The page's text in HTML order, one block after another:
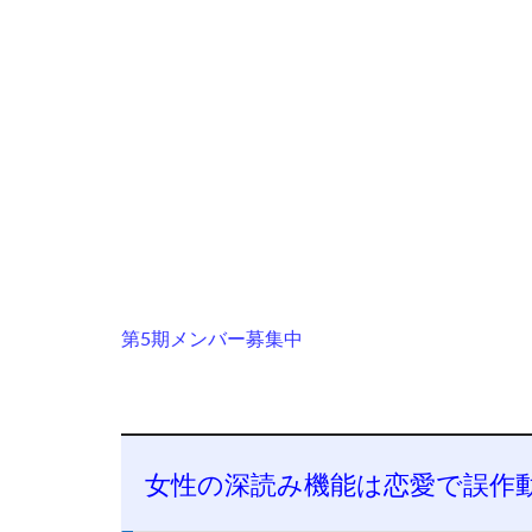
第5期メンバー募集中
女性の深読み機能は恋愛で誤作